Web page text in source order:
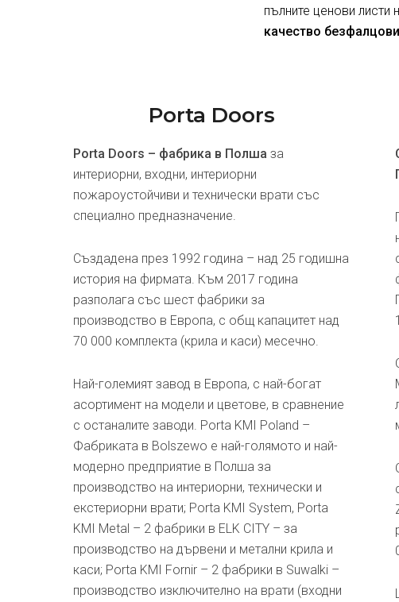
пълните ценови листи
качество
Porta Doors
Porta Doors – фабрика в Полша за
интериорни, входни, интериорни
пожароустойчиви и технически врати със
специално предназначение.
Създадена през 1992 година – над 25 годишна
история на фирмата. Към 2017 година
разполага със шест фабрики за
производство в Европа, с общ капацитет над
70 000 комплекта (крила и каси) месечно.
Най-големият завод в Европа, с най-богат
асортимент на модели и цветове, в сравнение
с останалите заводи. Porta KMI Poland –
Фабриката в Bolszewo е най-голямото и най-
модерно предприятие в Полша за
производство на интериорни, технически и
екстериорни врати; Porta KMI System, Porta
KMI Metal – 2 фабрики в ELK CITY – за
производство на дървени и метални крила и
каси; Porta KMI Fornir – 2 фабрики в Suwalki –
производство изключително на врати (входни